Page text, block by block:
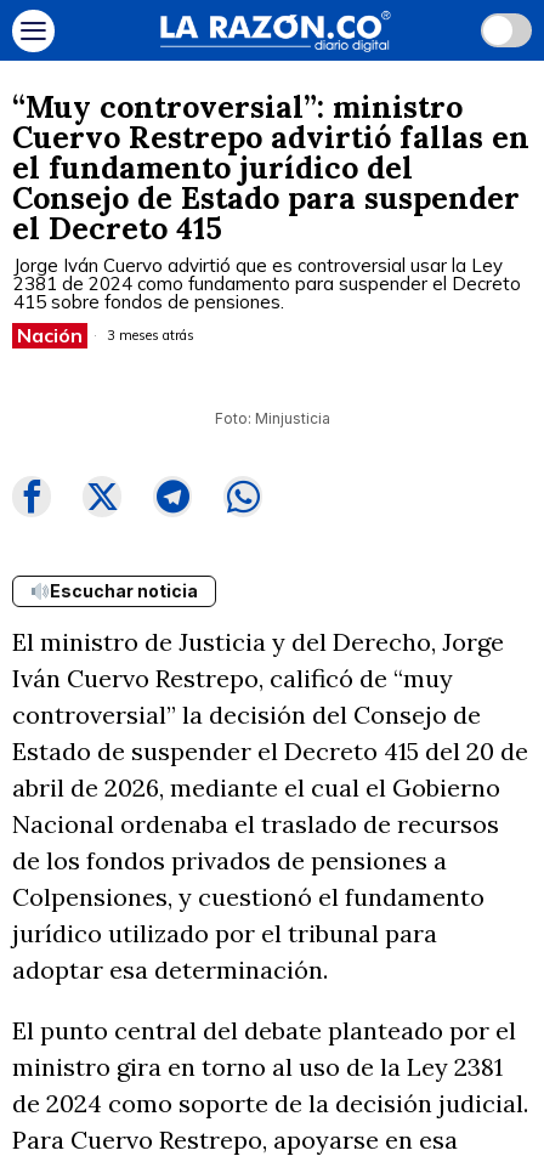
“Muy controversial”: ministro
Cuervo Restrepo advirtió fallas en
el fundamento jurídico del
Consejo de Estado para suspender
el Decreto 415
Jorge Iván Cuervo advirtió que es controversial usar la Ley
2381 de 2024 como fundamento para suspender el Decreto
415 sobre fondos de pensiones.
Nación 3 meses atrás
Foto: Minjusticia
Escuchar noticia
El ministro de Justicia y del Derecho, Jorge
Iván Cuervo Restrepo, calificó de “muy
controversial” la decisión del Consejo de
Estado de suspender el Decreto 415 del 20 de
abril de 2026, mediante el cual el Gobierno
Nacional ordenaba el traslado de recursos
de los fondos privados de pensiones a
Colpensiones, y cuestionó el fundamento
jurídico utilizado por el tribunal para
adoptar esa determinación.
El punto central del debate planteado por el
ministro gira en torno al uso de la Ley 2381
de 2024 como soporte de la decisión judicial.
Para Cuervo Restrepo, apoyarse en esa